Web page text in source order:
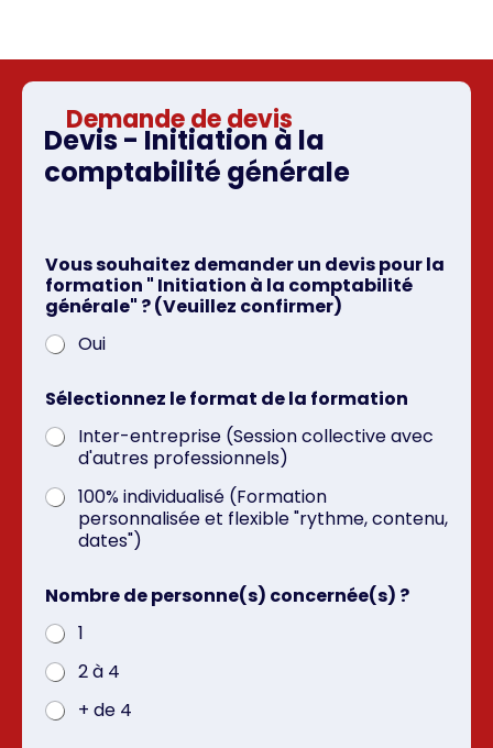
Demande de devis
Devis - Initiation à la
comptabilité générale
Vous souhaitez demander un devis pour la
formation " Initiation à la comptabilité
générale" ? (Veuillez confirmer)
Oui
Sélectionnez le format de la formation
Inter-entreprise (Session collective avec
d'autres professionnels)
100% individualisé (Formation
personnalisée et flexible "rythme, contenu,
dates")
Nombre de personne(s) concernée(s) ?
1
2 à 4
+ de 4